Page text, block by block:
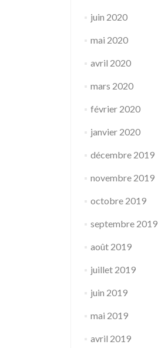
juin 2020
mai 2020
avril 2020
mars 2020
février 2020
janvier 2020
décembre 2019
novembre 2019
octobre 2019
septembre 2019
août 2019
juillet 2019
juin 2019
mai 2019
avril 2019